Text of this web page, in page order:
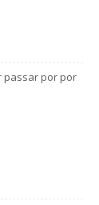
passar por por